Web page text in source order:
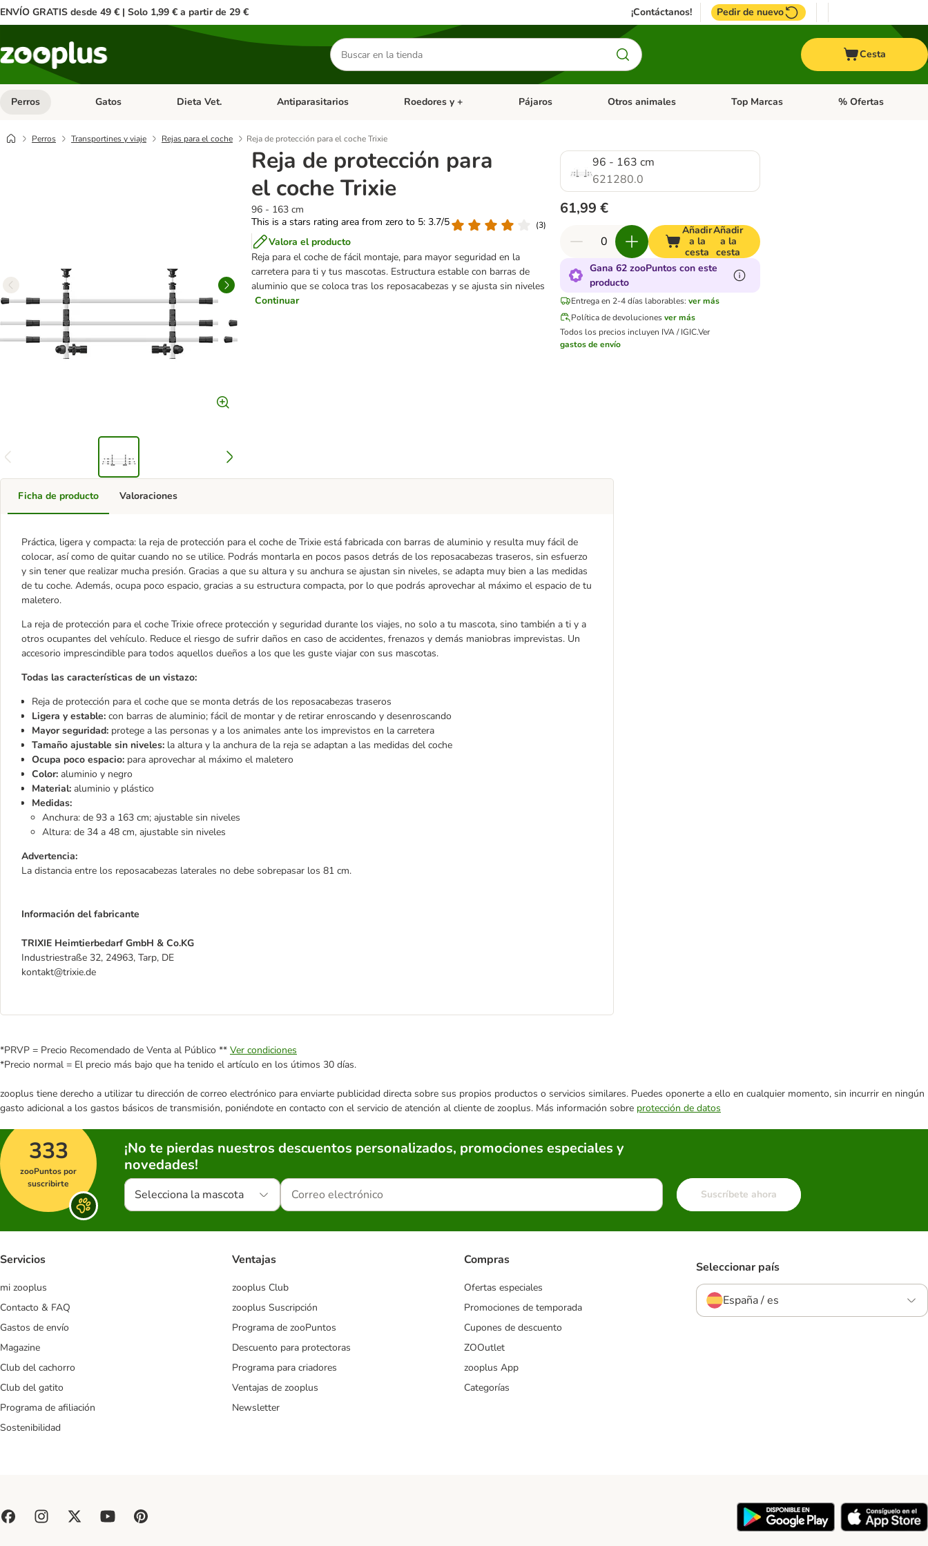
ENVÍO GRATIS desde 49 € | Solo 1,99 € a partir de 29 € ¡Contáctanos! Pedir de nuevo
Buscar
productos
Cesta
Perros Menú de categoria abierto: Perros
Gatos Menú de categoria abierto: Gatos
Dieta Vet. Menú de categoria abierto: Dieta Vet.
Antiparasitarios Menú de categoria abierto: Antiparasitarios
Roedores y + Menú de categoria abierto: Roedores y +
Pájaros Menú de categoria abierto: Pájaros
Otros animales Menú de categoria abierto: Otros animales
Top Marcas Menú de categoria
% Ofertas
Perros Transportines y viaje Rejas para el coche Reja de protección para el coche Trixie
Reja de protección para
el coche Trixie
96 - 163 cm
This is a stars rating area from zero to 5: 3.7/5
(3)
Valora el producto
Reja para el coche de fácil montaje, para mayor seguridad en la
carretera para ti y tus mascotas. Estructura estable con barras de
aluminio que se coloca tras los reposacabezas y se ajusta sin niveles
Continuar
96 - 163 cm
621280.0
61,99 €
Añadir
a la
cesta
Añadir
a la
cesta
Gana 62 zooPuntos con este
producto
Entrega en 2-4 días laborables: ver más
Política de devolucionesver más
Todos los precios incluyen IVA / IGIC.Ver
gastos de envío
Ficha de producto
Práctica, ligera y compacta: la reja de protección para el coche de Trixie está fabricada con barras de aluminio y resulta muy fácil de
colocar, así como de quitar cuando no se utilice. Podrás montarla en pocos pasos detrás de los reposacabezas traseros, sin esfuerzo
y sin tener que realizar mucha presión. Gracias a que su altura y su anchura se ajustan sin niveles, se adapta muy bien a las medidas
de tu coche. Además, ocupa poco espacio, gracias a su estructura compacta, por lo que podrás aprovechar al máximo el espacio de tu
maletero.
La reja de protección para el coche Trixie ofrece protección y seguridad durante los viajes, no solo a tu mascota, sino también a ti y a
otros ocupantes del vehículo. Reduce el riesgo de sufrir daños en caso de accidentes, frenazos y demás maniobras imprevistas. Un
accesorio imprescindible para todos aquellos dueños a los que les guste viajar con sus mascotas.
Todas las características de un vistazo:
Reja de protección para el coche que se monta detrás de los reposacabezas traseros
Ligera y estable: con barras de aluminio; fácil de montar y de retirar enroscando y desenroscando
Mayor seguridad: protege a las personas y a los animales ante los imprevistos en la carretera
Tamaño ajustable sin niveles: la altura y la anchura de la reja se adaptan a las medidas del coche
Ocupa poco espacio: para aprovechar al máximo el maletero
Color: aluminio y negro
Material: aluminio y plástico
Medidas:
Anchura: de 93 a 163 cm; ajustable sin niveles
Altura: de 34 a 48 cm, ajustable sin niveles
Advertencia:
La distancia entre los reposacabezas laterales no debe sobrepasar los 81 cm.
Información del fabricante
TRIXIE Heimtierbedarf GmbH & Co.KG
Industriestraße 32, 24963, Tarp, DE
kontakt@trixie.de
Valoraciones
*PRVP = Precio Recomendado de Venta al Público ** Ver condiciones
*Precio normal = El precio más bajo que ha tenido el artículo en los útimos 30 días.
zooplus tiene derecho a utilizar tu dirección de correo electrónico para enviarte publicidad directa sobre sus propios productos o servicios similares. Puedes oponerte a ello en cualquier momento, sin incurrir en ningún
gasto adicional a los gastos básicos de transmisión, poniéndote en contacto con el servicio de atención al cliente de zooplus. Más información sobre protección de datos
333
zooPuntos por
suscribirte
¡No te pierdas nuestros descuentos personalizados, promociones especiales y
novedades!
Selecciona la mascota Suscríbete ahora
Servicios
mi zooplus
Contacto & FAQ
Gastos de envío
Magazine
Club del cachorro
Club del gatito
Programa de afiliación
Sostenibilidad
Ventajas
zooplus Club
zooplus Suscripción
Programa de zooPuntos
Descuento para protectoras
Programa para criadores
Ventajas de zooplus
Newsletter
Compras
Ofertas especiales
Promociones de temporada
Cupones de descuento
ZOOutlet
zooplus App
Categorías
Seleccionar país
España / es